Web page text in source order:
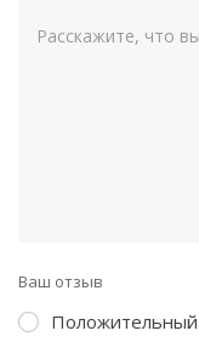
Ваш отзыв
Положительный